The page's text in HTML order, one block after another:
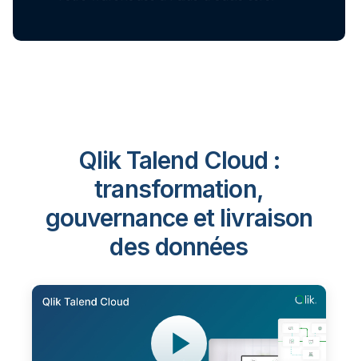
Qlik Talend Cloud :
transformation,
gouvernance et livraison
des données